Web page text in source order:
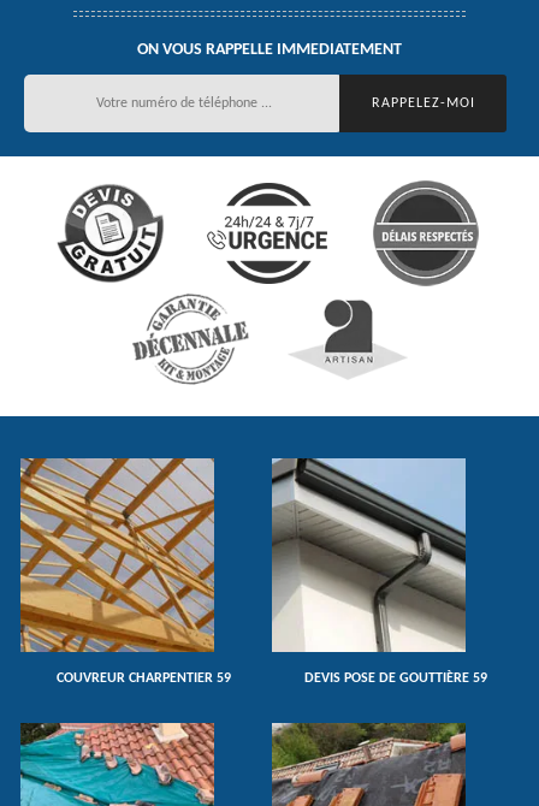
ON VOUS RAPPELLE IMMEDIATEMENT
COUVREUR CHARPENTIER 59 DEVIS POSE DE GOUTTIÈRE 59